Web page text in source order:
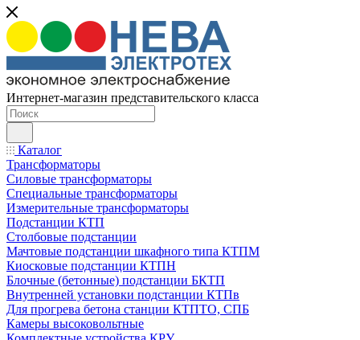
Интернет-магазин представительского класса
Каталог
Трансформаторы
Силовые трансформаторы
Специальные трансформаторы
Измерительные трансформаторы
Подстанции КТП
Столбовые подстанции
Мачтовые подстанции шкафного типа КТПМ
Киосковые подстанции КТПН
Блочные (бетонные) подстанции БКТП
Внутренней установки подстанции КТПв
Для прогрева бетона станции КТПТО, СПБ
Камеры высоковольтные